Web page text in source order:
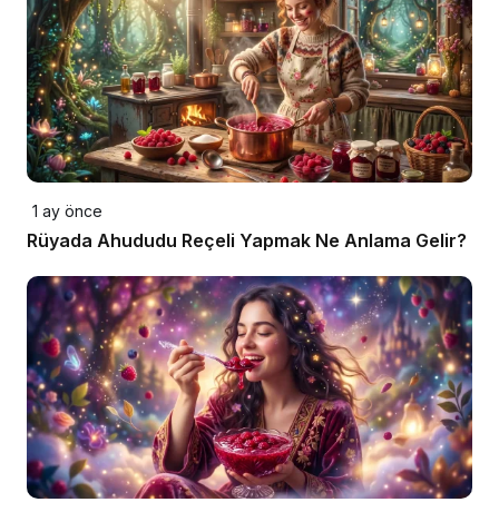
1 ay önce
Rüyada Ahududu Reçeli Yapmak Ne Anlama Gelir?